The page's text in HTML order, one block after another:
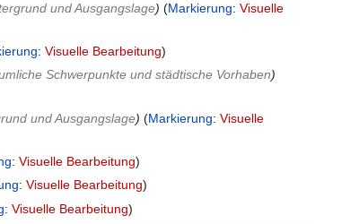
und Ausgangslage Markierung: Visuelle
: Visuelle Bearbeitung
Schwerpunkte und städtische Vorhaben
und Ausgangslage Markierung: Visuelle
: Visuelle Bearbeitung
: Visuelle Bearbeitung
: Visuelle Bearbeitung